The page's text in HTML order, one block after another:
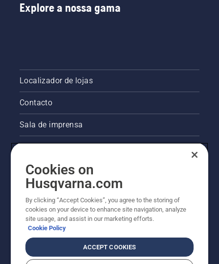
Explore a nossa gama
Localizador de lojas
Contacto
Sala de imprensa
Outros websites da Husqvarna
A abordagem da Husqvarna à sustentabilidade
Cookies on
Husqvarna.com
By clicking “Accept Cookies”, you agree to the storing of
cookies on your device to enhance site navigation, analyze
site usage, and assist in our marketing efforts.
Cookie Policy
ACCEPT COOKIES